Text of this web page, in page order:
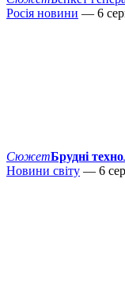
Росія новини — 6
СюжетБрудні
Новини світу — 6